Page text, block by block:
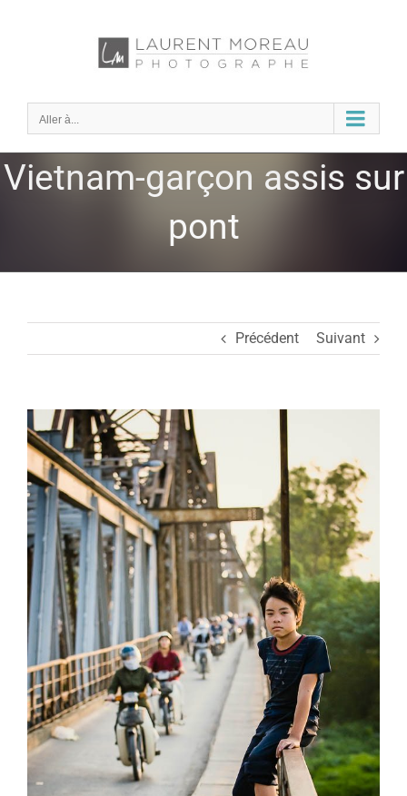
Aller à...
Vietnam-garçon assis sur
pont
Précédent Suivant
View
Larger
Image